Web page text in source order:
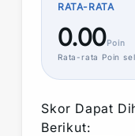
RATA-RATA
0.00Poin
Rata-rata Poin
Skor Dapat
Berikut: